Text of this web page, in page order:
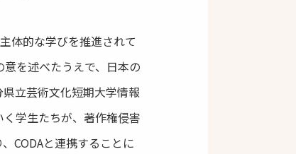
体的な学びを推進されて
を述べたうえで、日本の
立芸術文化短期大学情報
学生たちが、著作権侵害
CODAと連携することに